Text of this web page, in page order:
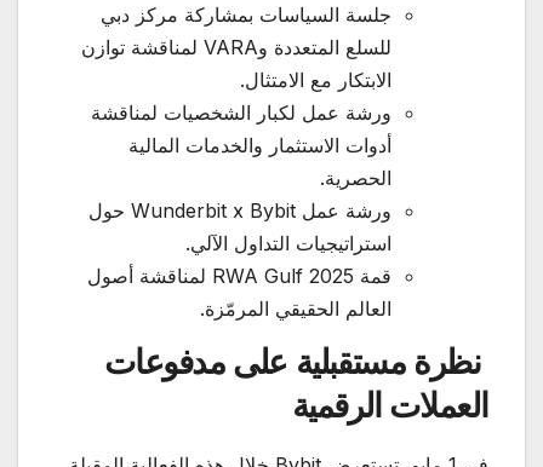
جلسة السياسات بمشاركة مركز دبي
للسلع المتعددة وVARA لمناقشة توازن
الابتكار مع الامتثال.
ورشة عمل لكبار الشخصيات لمناقشة
أدوات الاستثمار والخدمات المالية
الحصرية.
ورشة عمل Wunderbit x Bybit حول
استراتيجيات التداول الآلي.
قمة RWA Gulf 2025 لمناقشة أصول
العالم الحقيقي المرمّزة.
نظرة مستقبلية على مدفوعات
العملات الرقمية